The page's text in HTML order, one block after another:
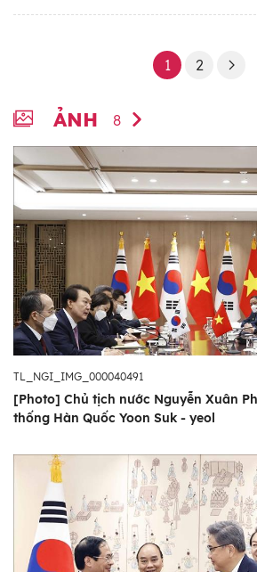
1 2
ẢNH 8
TL_NGI_IMG_000040491
[Photo] Chủ tịch nước Nguyễn Xuân
thống Hàn Quốc Yoon Suk - yeol